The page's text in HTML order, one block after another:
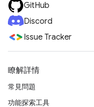
GitHub
Discord
Issue Tracker
瞭解詳情
常見問題
功能探索工具